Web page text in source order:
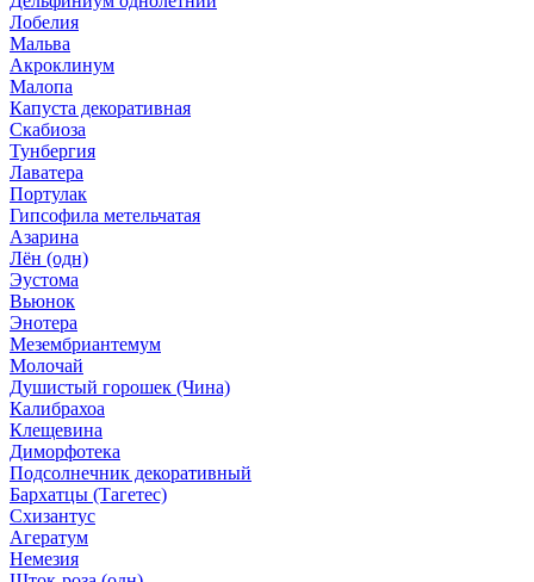
Лобелия
Мальва
Акроклинум
Малопа
Капуста декоративная
Скабиоза
Тунбергия
Лаватера
Портулак
Гипсофила метельчатая
Азарина
Лён (одн)
Эустома
Вьюнок
Энотера
Мезембриантемум
Молочай
Душистый горошек (Чина)
Калибрахоа
Клещевина
Диморфотека
Подсолнечник декоративный
Бархатцы (Тагетес)
Схизантус
Агератум
Немезия